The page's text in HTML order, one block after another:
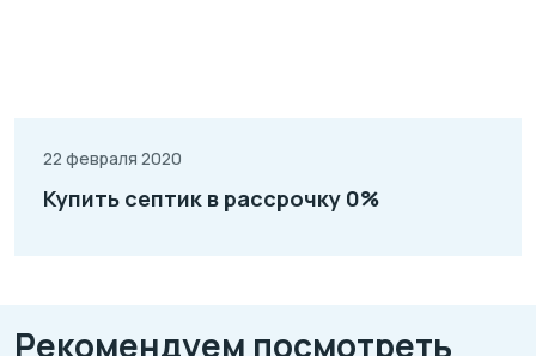
22 февраля 2020
Купить септик в рассрочку 0%
Рекомендуем посмотреть